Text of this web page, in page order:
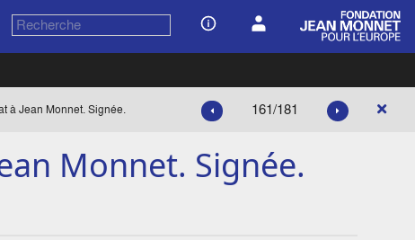
à Jean Monnet. Signée. 161/181
Monnet. Signée.